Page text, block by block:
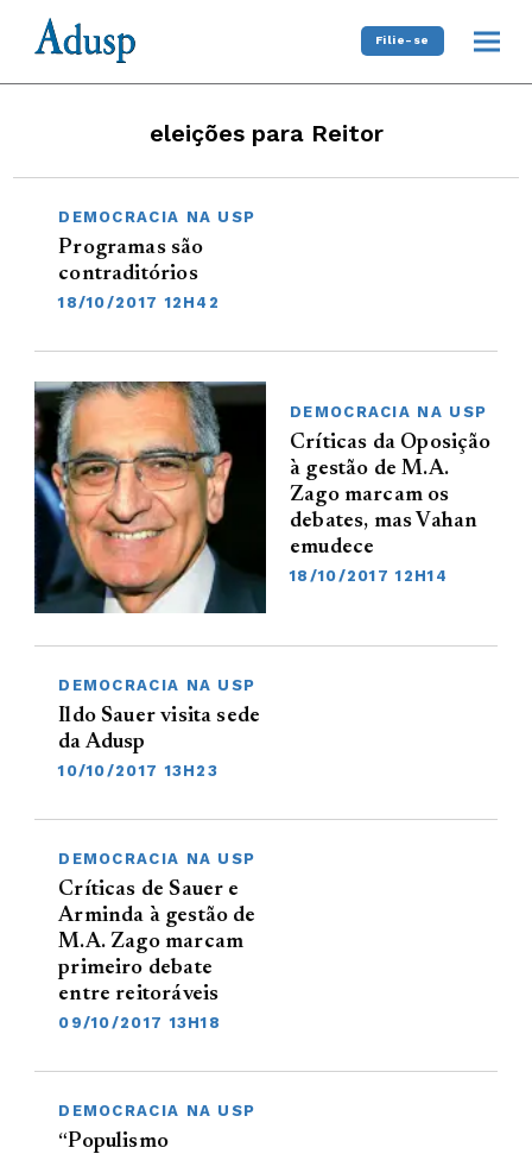
Filie-se
eleições para Reitor
DEMOCRACIA NA USP
Programas são
contraditórios
18/10/2017 12H42
DEMOCRACIA NA USP
Críticas da Oposição
à gestão de M.A.
Zago marcam os
debates, mas Vahan
emudece
18/10/2017 12H14
DEMOCRACIA NA USP
Ildo Sauer visita sede
da Adusp
10/10/2017 13H23
DEMOCRACIA NA USP
Críticas de Sauer e
Arminda à gestão de
M.A. Zago marcam
primeiro debate
entre reitoráveis
09/10/2017 13H18
DEMOCRACIA NA USP
“Populismo